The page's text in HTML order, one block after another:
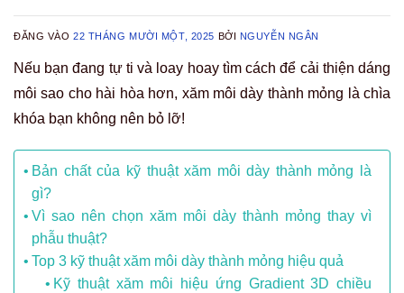
ĐĂNG VÀO22 THÁNG MƯỜI MỘT, 2025 BỞI NGUYỄN NGÂN
Nếu bạn đang tự ti và loay hoay tìm cách để cải thiện dáng
môi sao cho hài hòa hơn, xăm môi dày thành mỏng là chìa
khóa bạn không nên bỏ lỡ!
Bản chất của kỹ thuật xăm môi dày thành mỏng là
gì?
Vì sao nên chọn xăm môi dày thành mỏng thay vì
phẫu thuật?
Top 3 kỹ thuật xăm môi dày thành mỏng hiệu quả
Kỹ thuật xăm môi hiệu ứng Gradient 3D chiều